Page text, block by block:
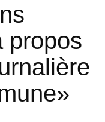
propos